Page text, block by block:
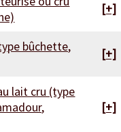
[+]
bûchette,
[+]
lait cru (type
[+]